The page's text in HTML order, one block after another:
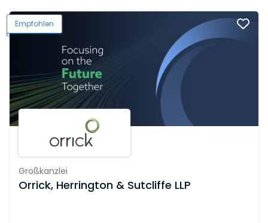
Empfohlen
Großkanzlei
Orrick, Herrington & Sutcliffe LLP